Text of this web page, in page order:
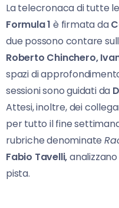
La telecronaca di tutte
Formula 1 è firmata da
due possono contare
Roberto Chinchero,
spazi di
sessioni sono guidati da
Attesi, inoltre, dei
per tutto il fine
rubriche denominate
Fabio Tavelli,
pista.